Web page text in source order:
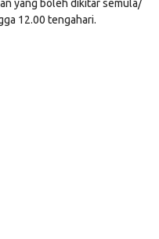
yang boleh dikitar semula/
12.00 tengahari.